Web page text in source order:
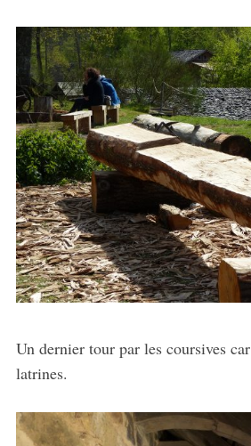
Un dernier tour par les coursives car
latrines.